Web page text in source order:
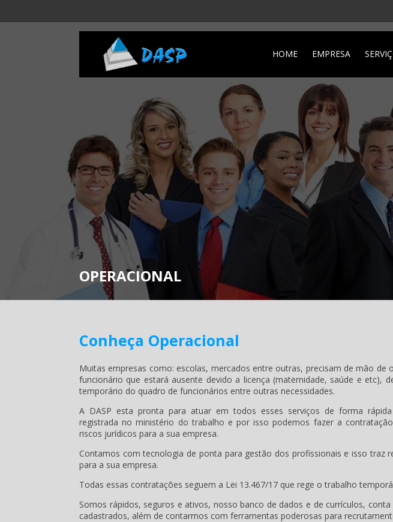
HOME EMPRESA
OPERACIONAL
Conheça Operacional
Muitas empresas como: escolas, mercados entre outras, precisam de mão de
funcionário que estará ausente devido a licença (maternidade, saúde e etc),
temporário do quadro de funcionários entre outras necessidades.
A DASP esta pronta para atuar em todos esses serviços de forma
registrada no ministério do trabalho e por isso podemos fazer a
riscos jurídicos para a sua empresa.
Contamos com tecnologia de ponta para gestão dos profissionais e isso traz
para a sua empresa.
Todas essas contratações seguem a Lei 13.467/17 que rege o trabalho
Somos rápidos, seguros e ativos, nosso banco de dados e de currículos,
cadastrados, além de contarmos com ferramentas poderosas para